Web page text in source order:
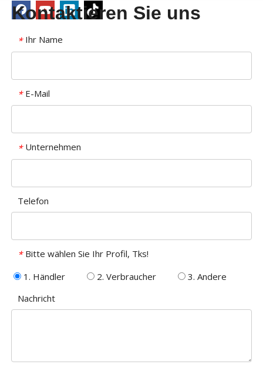
Kontaktieren Sie uns
* Ihr Name
* E-Mail
* Unternehmen
Telefon
* Bitte wählen Sie Ihr Profil, Tks!
1. Händler
2. Verbraucher
3. Andere
Nachricht